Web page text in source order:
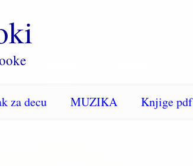
za decu MUZIKA Knjige pdf